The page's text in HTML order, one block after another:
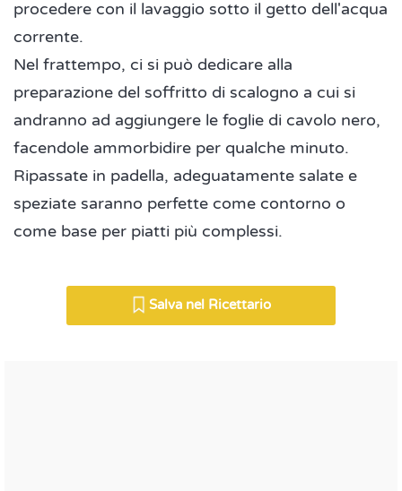
procedere con il lavaggio sotto il getto dell'acqua
corrente.
Nel frattempo, ci si può dedicare alla
preparazione del soffritto di scalogno a cui si
andranno ad aggiungere le foglie di cavolo nero,
facendole ammorbidire per qualche minuto.
Ripassate in padella, adeguatamente salate e
speziate saranno perfette come contorno o
come base per piatti più complessi.
Salva nel Ricettario